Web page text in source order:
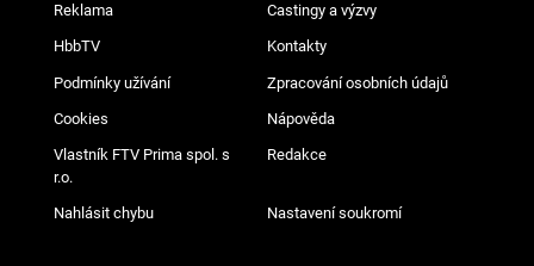
Reklama Castingy a výzvy
HbbTV Kontakty
Podmínky užívání Zpracování osobních údajů
Cookies Nápověda
Vlastník FTV Prima spol. s
r.o.
Redakce
Nahlásit chybu Nastavení soukromí